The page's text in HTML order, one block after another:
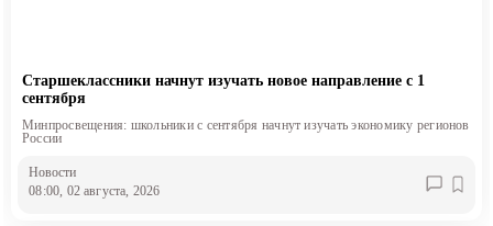
Старшеклассники начнут изучать новое направление с 1
сентября
Минпросвещения: школьники с сентября начнут изучать экономику регионов
России
Новости
08:00, 02 августа, 2026